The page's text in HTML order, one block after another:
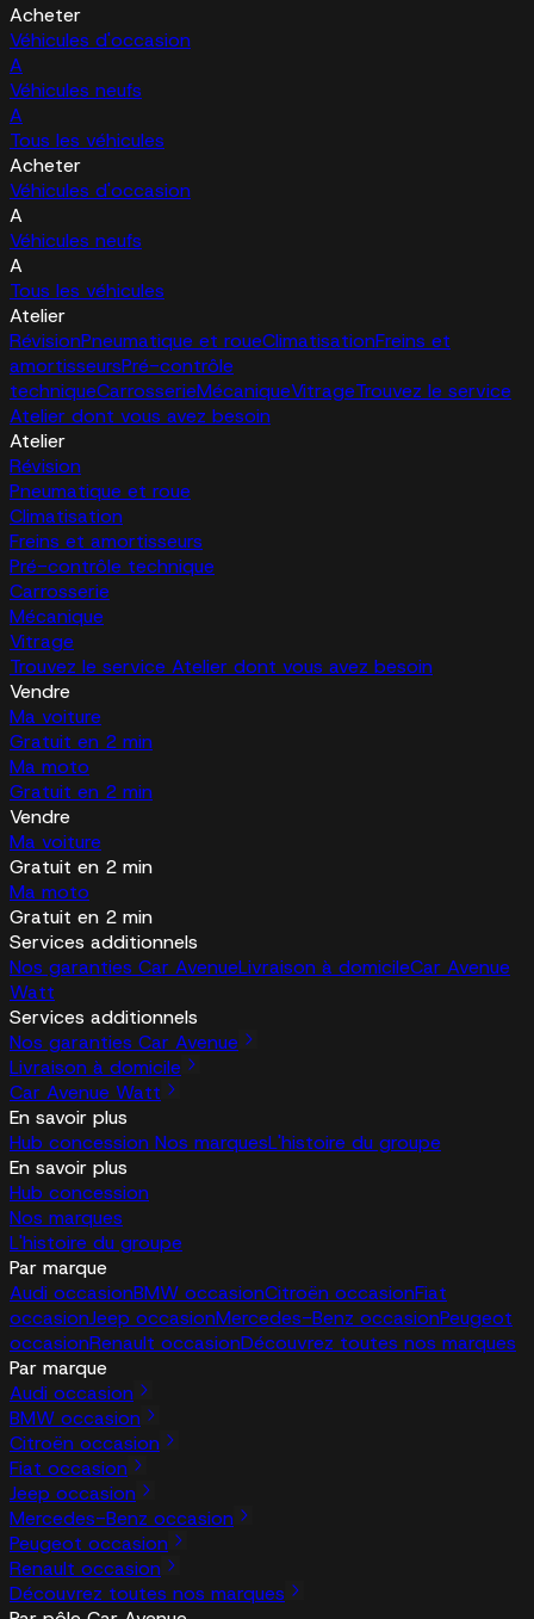
Acheter
Véhicules d'occasion
A
Véhicules neufs
A
Tous les véhicules
Acheter
Véhicules d'occasion
A
Véhicules neufs
A
Tous les véhicules
Atelier
RévisionPneumatique et roueClimatisationFreins et
amortisseursPré-contrôle
techniqueCarrosserieMécaniqueVitrageTrouvez le service
Atelier dont vous avez besoin
Atelier
Révision
Pneumatique et roue
Climatisation
Freins et amortisseurs
Pré-contrôle technique
Carrosserie
Mécanique
Vitrage
Trouvez le service Atelier dont vous avez besoin
Vendre
Ma voiture
Gratuit en 2 min
Ma moto
Gratuit en 2 min
Vendre
Ma voiture
Gratuit en 2 min
Ma moto
Gratuit en 2 min
Services additionnels
Nos garanties Car AvenueLivraison à domicileCar Avenue
Watt
Services additionnels
Nos garanties Car Avenue
Livraison à domicile
Car Avenue Watt
En savoir plus
Hub concession Nos marquesL'histoire du groupe
En savoir plus
Hub concession
Nos marques
L'histoire du groupe
Par marque
Audi occasionBMW occasionCitroën occasionFiat
occasionJeep occasionMercedes-Benz occasionPeugeot
occasionRenault occasionDécouvrez toutes nos marques
Par marque
Audi occasion
BMW occasion
Citroën occasion
Fiat occasion
Jeep occasion
Mercedes-Benz occasion
Peugeot occasion
Renault occasion
Découvrez toutes nos marques